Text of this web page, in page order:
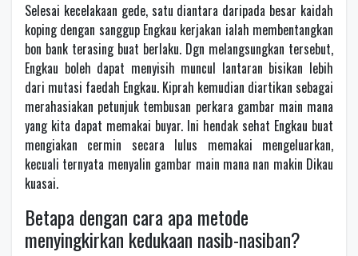
Selesai kecelakaan gede, satu diantara daripada besar kaidah
koping dengan sanggup Engkau kerjakan ialah membentangkan
bon bank terasing buat berlaku. Dgn melangsungkan tersebut,
Engkau boleh dapat menyisih muncul lantaran bisikan lebih
dari mutasi faedah Engkau. Kiprah kemudian diartikan sebagai
merahasiakan petunjuk tembusan perkara gambar main mana
yang kita dapat memakai buyar. Ini hendak sehat Engkau buat
mengiakan cermin secara lulus memakai mengeluarkan,
kecuali ternyata menyalin gambar main mana nan makin Dikau
kuasai.
Betapa dengan cara apa metode
menyingkirkan kedukaan nasib-nasiban?